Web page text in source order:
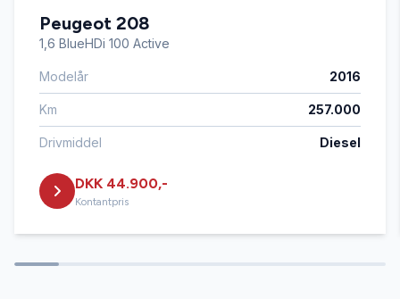
Højdejusterbart førersæde
Infocenter
Kørecomputer
Læderrat
Peugeot 208
1,6 BlueHDi 100 Active
Modelår 2016
Km 257.000
Drivmiddel Diesel
DKK 44.900,-
Kontantpris